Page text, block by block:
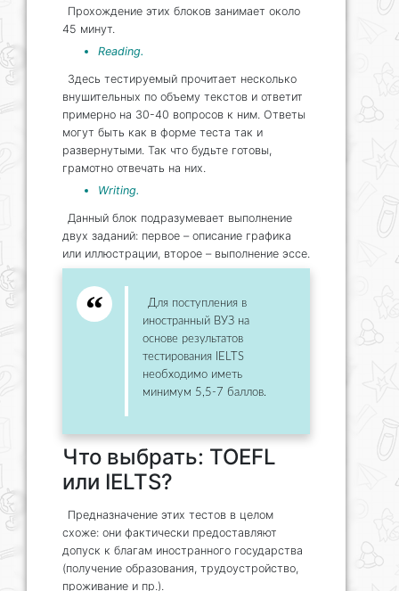
Прохождение этих блоков занимает около
45 минут.
Reading.
Здесь тестируемый прочитает несколько
внушительных по объему текстов и ответит
примерно на 30-40 вопросов к ним. Ответы
могут быть как в форме теста так и
развернутыми. Так что будьте готовы,
грамотно отвечать на них.
Writing.
Данный блок подразумевает выполнение
двух заданий: первое – описание графика
или иллюстрации, второе – выполнение эссе.
Для поступления в
иностранный ВУЗ на
основе результатов
тестирования IELTS
необходимо иметь
минимум 5,5-7 баллов.
Что выбрать: TOEFL
или IELTS?
Предназначение этих тестов в целом
схоже: они фактически предоставляют
допуск к благам иностранного государства
(получение образования, трудоустройство,
проживание и пр.).